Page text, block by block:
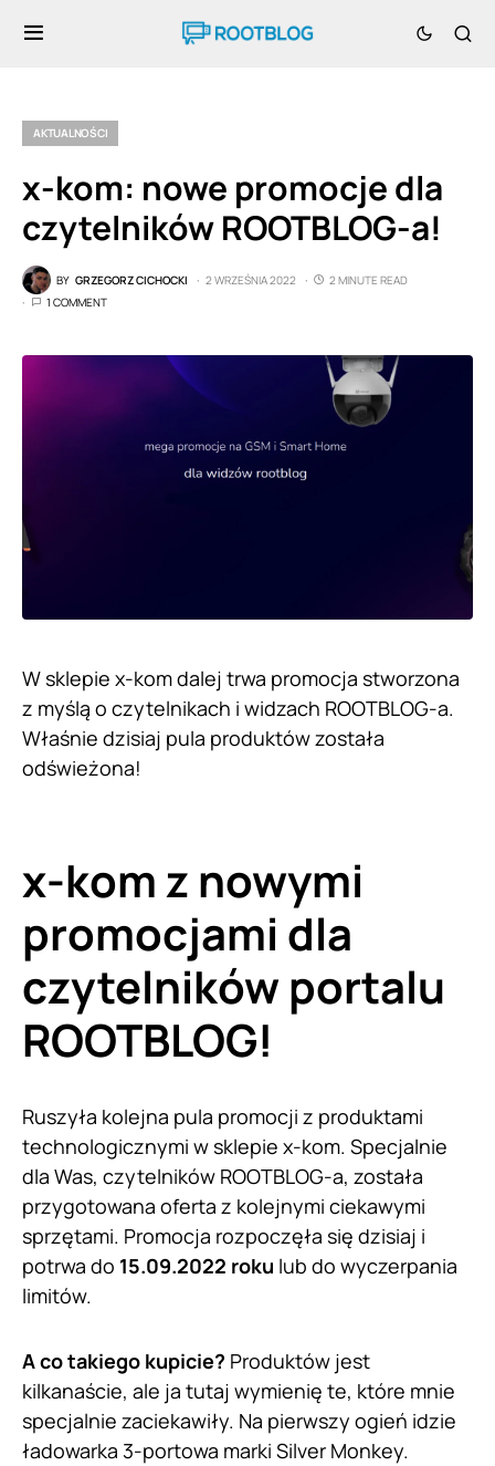
AKTUALNOŚCI
x-kom: nowe promocje dla
czytelników ROOTBLOG-a!
BY GRZEGORZ CICHOCKI 2 WRZEŚNIA 2022
2 MINUTE READ
1 COMMENT
W sklepie x-kom dalej trwa promocja stworzona
z myślą o czytelnikach i widzach ROOTBLOG-a.
Właśnie dzisiaj pula produktów została
odświeżona!
x-kom z nowymi
promocjami dla
czytelników portalu
ROOTBLOG!
Ruszyła kolejna pula promocji z produktami
technologicznymi w sklepie x-kom. Specjalnie
dla Was, czytelników ROOTBLOG-a, została
przygotowana oferta z kolejnymi ciekawymi
sprzętami. Promocja rozpoczęła się dzisiaj i
potrwa do 15.09.2022 roku lub do wyczerpania
limitów.
A co takiego kupicie? Produktów jest
kilkanaście, ale ja tutaj wymienię te, które mnie
specjalnie zaciekawiły. Na pierwszy ogień idzie
ładowarka 3-portowa marki Silver Monkey.